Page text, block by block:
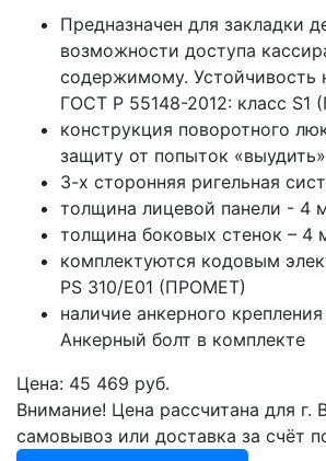
Предназначен для закладки
возможности доступа
содержимому. Устойчивость
ГОСТ Р 55148-2012: класс S1
конструкция поворотного
защиту от попыток
3-х сторонняя ригельная
толщина лицевой панели - 4
толщина боковых стенок – 4
комплектуются кодовым
PS 310/Е01 (ПРОМЕТ)
наличие анкерного
Анкерный болт в комплекте
Цена: 45 469 руб.
Внимание! Цена рассчитана для г.
самовывоз или доставка за счёт